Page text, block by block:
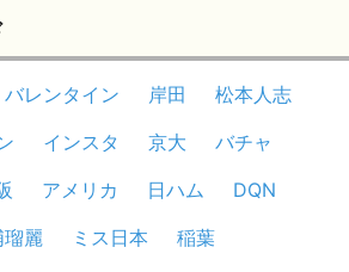
バレンタイン 岸田
松本人志
インスタ 京大
バチャ
アメリカ 日ハム
DQN
瑠麗 ミス日本
稲葉